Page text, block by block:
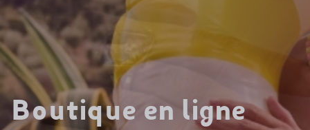
Boutique en ligne